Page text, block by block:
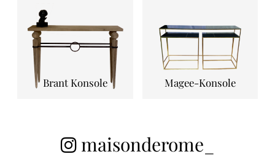
Brant Konsole Magee-Konsole
maisonderome_